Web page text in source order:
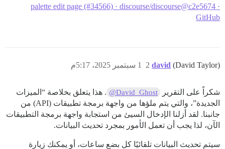
palette edit page (#34566) · discourse/discourse@c2e5674 ·
GitHub
david (David Taylor) 1 سبتمبر 2025، 5:17م 2
شكراً على التقرير @David_Ghost . هذا يتعلق بخلاصة “الميزات
الجديدة”، والتي يتم ملؤها من واجهة برمجة تطبيقات (API) من
جانبنا. لقد أزلنا الإدخال السيئ من استجابة واجهة برمجة التطبيقات
الآن، لذا يجب أن تعمل الأمور بمجرد تحديث البيانات.
سيتم تحديث البيانات تلقائيًا كل بضع ساعات، أو يمكنك زيارة